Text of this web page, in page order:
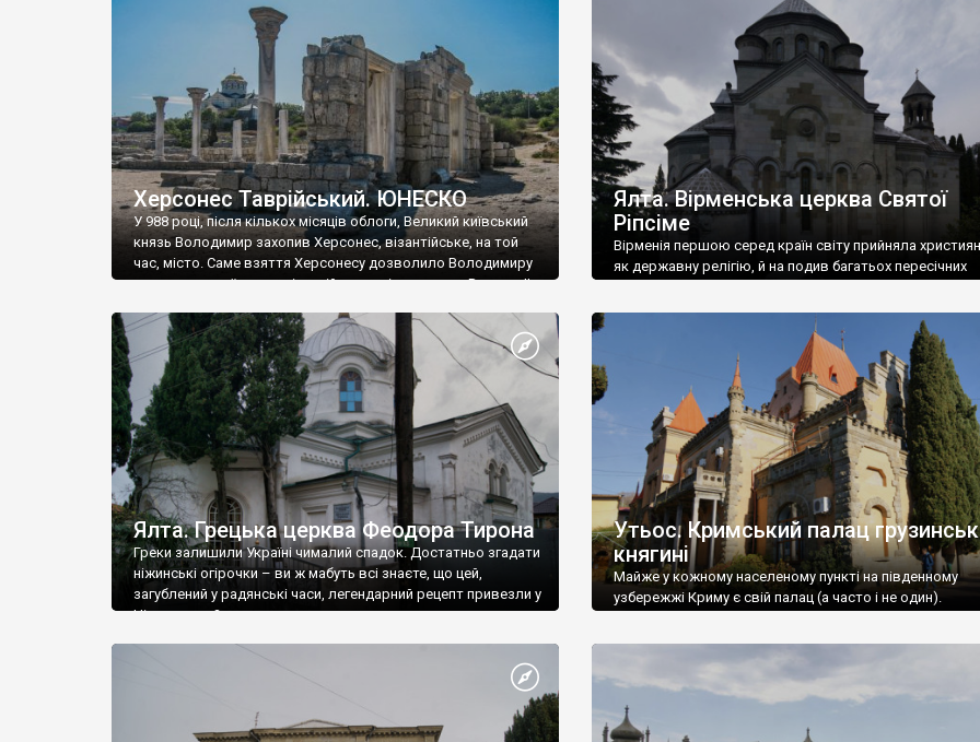
візантійської доби. Раритети викрадені з фондів об’єкту
культурної спадщини ЮНЕСКО «Херсонеса Таврійського».
Офіційно – на виставку «Золото Візантії», але експерти та
влада в Україні вважають це лише […]
називаються «повстяками» (postaki)…” “Вино. Крим
виробляє відмінне вино і його вдосталь: воно все
легке біле і дуже […]
Херсонес Таврійський. ЮНЕСКО
У 988 році, після кількох місяців облоги, Великий київський
князь Володимир захопив Херсонес, візантійське, на той
час, місто. Саме взяття Херсонесу дозволило Володимиру
диктувати свої умови візантійському імператору Василю ІІ,
Херсонесі Володимир-язичник, став Василем-
християнином. А потім було Хрещення Русі. На честь
Херсонесу Таврійського названо місто […]
Ялта. Вірменська церква Святої
Ріпсіме
Вірменія першою серед країн світу прийняла
як державну релігію, й на подив багатьох пересічних
Ялта. Грецька церква Феодора Тирона
Греки залишили Україні чималий спадок. Достатньо згадати
ніжинські огірочки – ви ж мабуть всі знаєте, що цей,
загублений у радянські часи, легендарний рецепт привезли у
Ніжин греки?
Утьос. Кримський палац
княгині
Майже у кожному населеному пункті на південному
узбережжі Криму є свій палац (а часто і не один).